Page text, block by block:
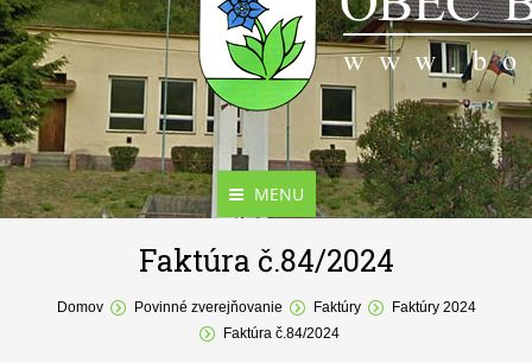
MENU
Aktuality
O obci
Faktúra č.84/2024
You are here:
Domov Povinné zverejňovanie Faktúry
Faktúry 2024
Faktúra č.84/2024